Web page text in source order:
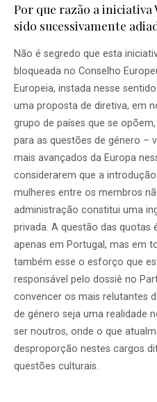
Por que razão a iniciativa
sido sucessivamente
Não é segredo que esta
bloqueada no Conselho
Europeia, instada nesse
uma proposta de diretiva, em
grupo de países que se
para as questões de género –
mais avançados da Europa
considerarem que a
mulheres entre os membros
administração constitui uma
privada. A questão das quotas
apenas em Portugal, mas em
também esse o esforço que
responsável pelo dossiê no
convencer os mais relutantes
de género seja uma realidade
ser noutros, onde o que
desproporção nestes cargos
questões culturais.